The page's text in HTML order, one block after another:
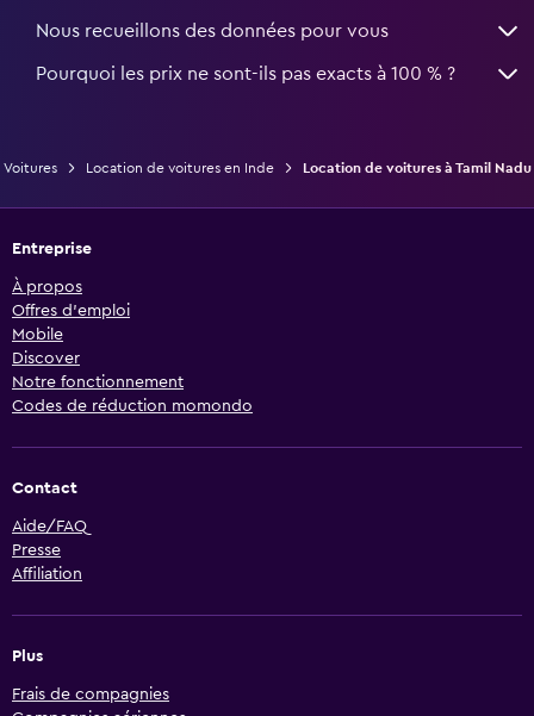
Nous recueillons des données pour vous
Pourquoi les prix ne sont-ils pas exacts à 100 % ?
Voitures Location de voitures en Inde Location de voitures à Tamil Nadu
Entreprise
À propos
Offres d’emploi
Mobile
Discover
Notre fonctionnement
Codes de réduction momondo
Contact
Aide/FAQ
Presse
Affiliation
Plus
Frais de compagnies